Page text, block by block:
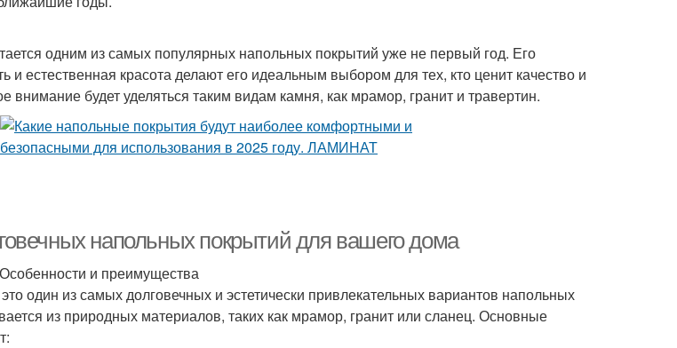
одним из самых популярных напольных покрытий уже не первый год. Его
и естественная красота делают его идеальным выбором для тех, кто ценит качество и
внимание будет уделяться таким видам камня, как мрамор, гранит и травертин.
напольных покрытий для вашего дома
и преимущества
один из самых долговечных и эстетически привлекательных вариантов напольных
из природных материалов, таких как мрамор, гранит или сланец. Основные